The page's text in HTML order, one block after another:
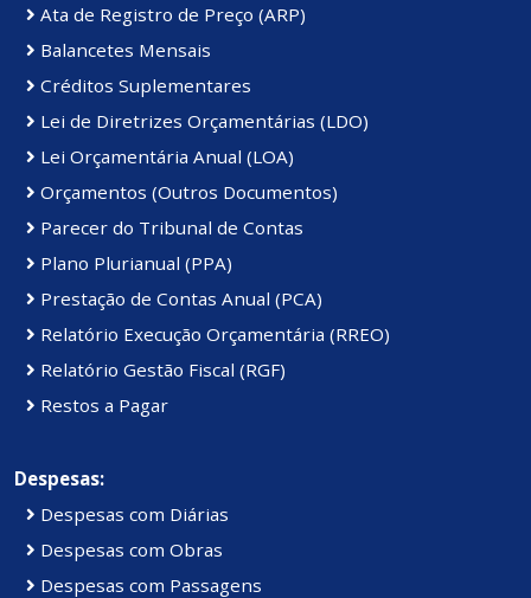
Ata de Registro de Preço (ARP)
Balancetes Mensais
Créditos Suplementares
Lei de Diretrizes Orçamentárias (LDO)
Lei Orçamentária Anual (LOA)
Orçamentos (Outros Documentos)
Parecer do Tribunal de Contas
Plano Plurianual (PPA)
Prestação de Contas Anual (PCA)
Relatório Execução Orçamentária (RREO)
Relatório Gestão Fiscal (RGF)
Restos a Pagar
Despesas:
Despesas com Diárias
Despesas com Obras
Despesas com Passagens